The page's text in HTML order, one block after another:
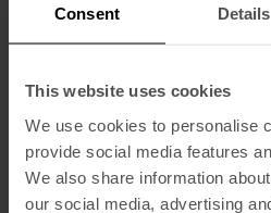
Consent Details
This website uses cookies
We use cookies to personalise
provide social media features
We also share information
our social media, advertising
Conçu pour être à la fois inspirant et
mesure. Avec une capacité maximale
SPÉCIFICATIONS DE LA SALLE